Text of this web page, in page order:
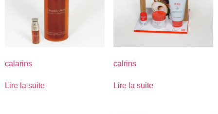
calarins
Lire la suite
calrins
Lire la suite